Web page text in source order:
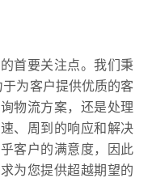
首要关注点。我们秉
于为客户提供优质的客
物流方案，还是处理
、周到的响应和解决
客户的满意度，因此
为您提供超越期望的